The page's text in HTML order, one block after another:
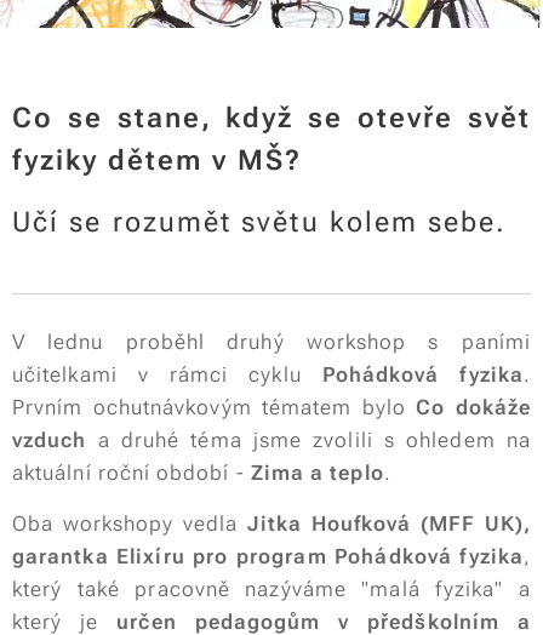
Co se stane, když se otevře svět
fyziky dětem v MŠ?
Učí se rozumět světu kolem sebe.
V lednu proběhl druhý workshop s paními
učitelkami v rámci cyklu Pohádková fyzika.
Prvním ochutnávkovým tématem bylo Co dokáže
vzduch a druhé téma jsme zvolili s ohledem na
aktuální roční období - Zima a teplo.
Oba workshopy vedla Jitka Houfková (MFF UK),
garantka Elixíru pro program Pohádková fyzika,
který také pracovně nazýváme "malá fyzika" a
který je určen pedagogům v předškolním a